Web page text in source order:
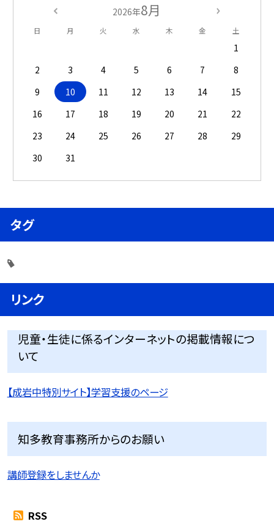
2026年8月
日 月 火 水 木 金 土
1
2
3 4 5 6 7
8
9
10 11 12 13 14
15
16
17 18 19 20 21
22
23
24 25 26 27 28
29
30
31
タグ
リンク
児童・生徒に係るインターネットの掲載情報につ
いて
【成岩中特別サイト】学習支援のページ
知多教育事務所からのお願い
講師登録をしませんか
RSS